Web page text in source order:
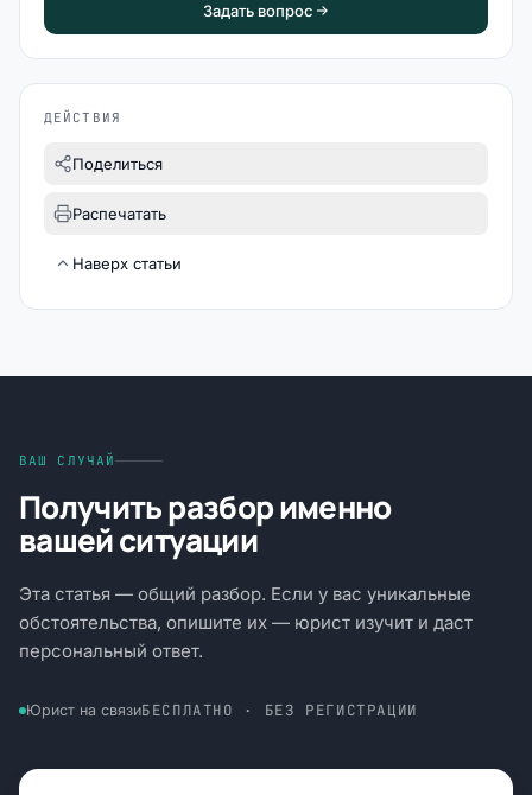
Задать вопрос
ДЕЙСТВИЯ
Поделиться
Распечатать
Наверх статьи
ВАШ СЛУЧАЙ
Получить разбор именно
вашей ситуации
Эта статья — общий разбор. Если у вас уникальные
обстоятельства, опишите их — юрист изучит и даст
персональный ответ.
Юрист на связиБЕСПЛАТНО · БЕЗ РЕГИСТРАЦИИ